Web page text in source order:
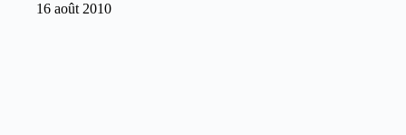
16 août 2010